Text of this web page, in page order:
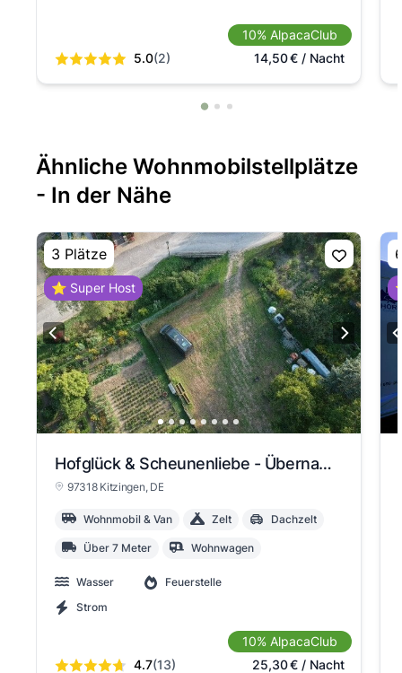
5.0(2)
10% AlpacaClub
14,50€/ Nacht
Ähnliche Wohnmobilstellplätze
- In der Nähe
3 Plätze
⭐ Super Host
Hofglück & Scheunenliebe - Übernachten direkt am Bach neben Bauernhof
97318 Kitzingen, DE
Wohnmobil & Van Zelt Dachzelt
Über 7 Meter Wohnwagen
Wasser
Feuerstelle
Strom
4.7(13)
10% AlpacaClub
25,30€/ Nacht